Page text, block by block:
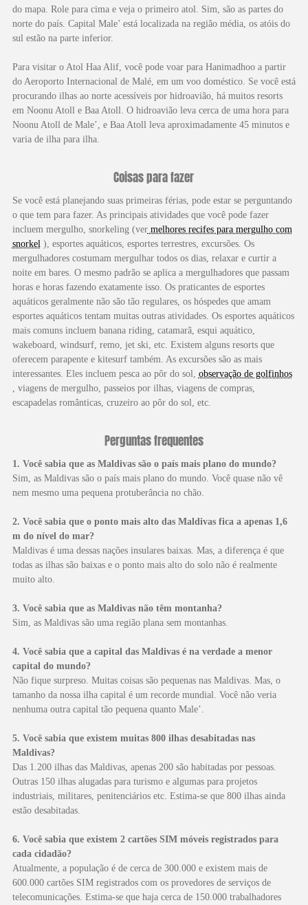
do mapa. Role para cima e veja o primeiro atol. Sim, são as partes do
norte do país. Capital Male’ está localizada na região média, os atóis do
sul estão na parte inferior.
Para visitar o Atol Haa Alif, você pode voar para Hanimadhoo a partir
do Aeroporto Internacional de Malé, em um voo doméstico. Se você está
procurando ilhas ao norte acessíveis por hidroavião, há muitos resorts
em Noonu Atoll e Baa Atoll. O hidroavião leva cerca de uma hora para
Noonu Atoll de Male’, e Baa Atoll leva aproximadamente 45 minutos e
varia de ilha para ilha.
Coisas para fazer
Se você está planejando suas primeiras férias, pode estar se perguntando
o que tem para fazer. As principais atividades que você pode fazer
incluem mergulho, snorkeling (vermelhores recifes para mergulho com
snorkel ), esportes aquáticos, esportes terrestres, excursões. Os
mergulhadores costumam mergulhar todos os dias, relaxar e curtir a
noite em bares. O mesmo padrão se aplica a mergulhadores que passam
horas e horas fazendo exatamente isso. Os praticantes de esportes
aquáticos geralmente não são tão regulares, os hóspedes que amam
esportes aquáticos tentam muitas outras atividades. Os esportes aquáticos
mais comuns incluem banana riding, catamarã, esqui aquático,
wakeboard, windsurf, remo, jet ski, etc. Existem alguns resorts que
oferecem parapente e kitesurf também. As excursões são as mais
interessantes. Eles incluem pesca ao pôr do sol, observação de golfinhos
, viagens de mergulho, passeios por ilhas, viagens de compras,
escapadelas românticas, cruzeiro ao pôr do sol, etc.
Perguntas frequentes
1. Você sabia que as Maldivas são o país mais plano do mundo?
Sim, as Maldivas são o país mais plano do mundo. Você quase não vê
nem mesmo uma pequena protuberância no chão.
2. Você sabia que o ponto mais alto das Maldivas fica a apenas 1,6
m do nível do mar?
Maldivas é uma dessas nações insulares baixas. Mas, a diferença é que
todas as ilhas são baixas e o ponto mais alto do solo não é realmente
muito alto.
3. Você sabia que as Maldivas não têm montanha?
Sim, as Maldivas são uma região plana sem montanhas.
4. Você sabia que a capital das Maldivas é na verdade a menor
capital do mundo?
Não fique surpreso. Muitas coisas são pequenas nas Maldivas. Mas, o
tamanho da nossa ilha capital é um recorde mundial. Você não veria
nenhuma outra capital tão pequena quanto Male’.
5. Você sabia que existem muitas 800 ilhas desabitadas nas
Maldivas?
Das 1.200 ilhas das Maldivas, apenas 200 são habitadas por pessoas.
Outras 150 ilhas alugadas para turismo e algumas para projetos
industriais, militares, penitenciários etc. Estima-se que 800 ilhas ainda
estão desabitadas.
6. Você sabia que existem 2 cartões SIM móveis registrados para
cada cidadão?
Atualmente, a população é de cerca de 300.000 e existem mais de
600.000 cartões SIM registrados com os provedores de serviços de
telecomunicações. Estima-se que haja cerca de 150.000 trabalhadores